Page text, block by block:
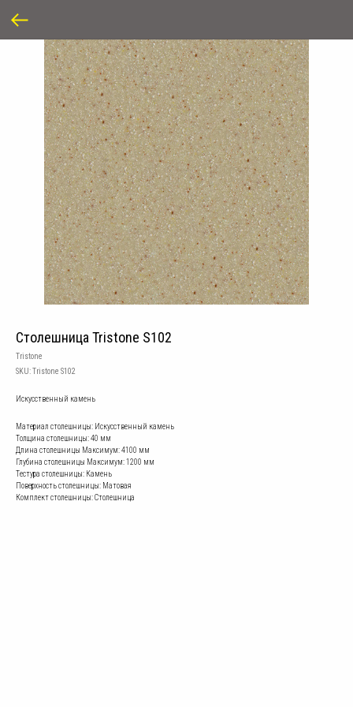
Столешница Tristone S102
Tristone
SKU:Tristone S102
Искусственный камень
Материал столешницы: Искусственный камень
Толщина столешницы: 40 мм
Длина столешницы Mаксимум: 4100 мм
Глубина столешницы Mаксимум: 1200 мм
Тестура столешницы: Камень
Поверхность столешницы: Матовая
Комплект столешницы: Столешница